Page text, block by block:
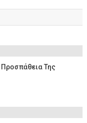
Προσπάθεια Της